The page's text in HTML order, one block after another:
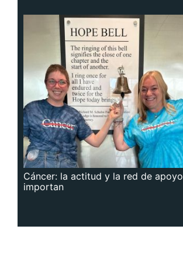
Cáncer: la actitud y la red de apoyo
importan